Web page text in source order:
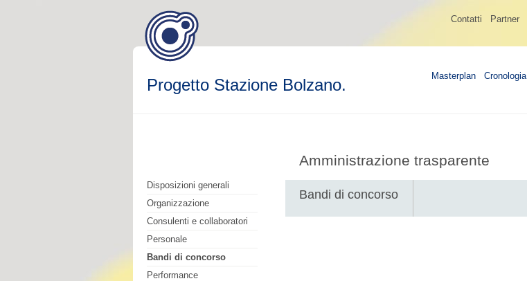
Contatti Partner
Progetto Stazione Bolzano. Masterplan Cronologia
Disposizioni generali
Organizzazione
Consulenti e collaboratori
Personale
Bandi di concorso
Performance
Amministrazione trasparente
Bandi di concorso